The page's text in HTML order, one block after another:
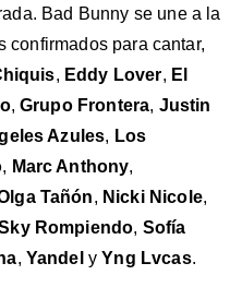
Bad Bunny se une a la
confirmados para cantar,
, Eddy Lover, El
, Grupo Frontera, Justin
Azules, Los
, Marc Anthony,
Tañón, Nicki Nicole,
Rompiendo, Sofía
, Yandel yYng Lvcas.